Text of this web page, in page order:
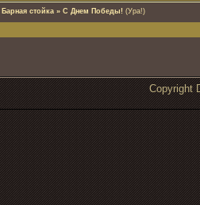
Барная стойка » С Днем Победы! (Ура!)
Copyright